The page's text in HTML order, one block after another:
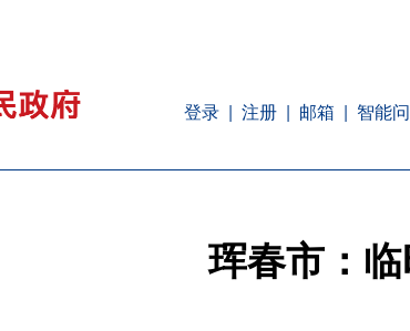
登录 注册 邮箱 智能
珲春市：